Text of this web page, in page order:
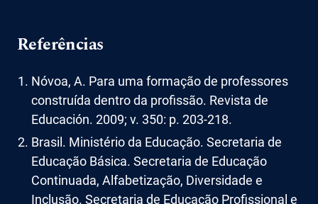
Referências
Nóvoa, A. Para uma formação de professores
construída dentro da profissão. Revista de
Educación. 2009; v. 350: p. 203-218.
Brasil. Ministério da Educação. Secretaria de
Educação Básica. Secretaria de Educação
Continuada, Alfabetização, Diversidade e
Inclusão. Secretaria de Educação Profissional e